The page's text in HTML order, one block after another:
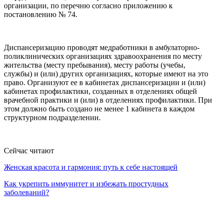
организации, по перечню согласно приложению к
постановлению № 74.
Диспансеризацию проводят медработники в амбулаторно-
поликлинических организациях здравоохранения по месту
жительства (месту пребывания), месту работы (учебы,
службы) и (или) других организациях, которые имеют на это
право. Организуют ее в кабинетах диспансеризации и (или)
кабинетах профилактики, созданных в отделениях общей
врачебной практики и (или) в отделениях профилактики. При
этом должно быть создано не менее 1 кабинета в каждом
структурном подразделении.
Сейчас читают
Женская красота и гармония: путь к себе настоящей
Как укрепить иммунитет и избежать простудных
заболеваний?